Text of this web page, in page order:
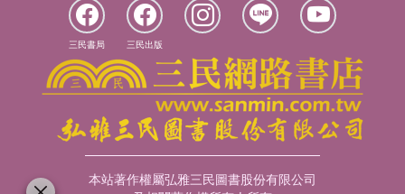
三民書局 三民出版
本站著作權屬弘雅三民圖書股份有限公司